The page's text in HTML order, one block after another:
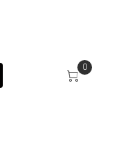
0